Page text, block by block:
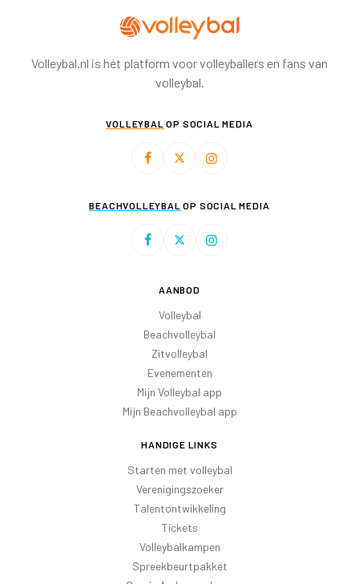
Volleybal.nl is hét platform voor volleyballers en fans van
volleybal.
VOLLEYBAL OP SOCIAL MEDIA
BEACHVOLLEYBAL OP SOCIAL MEDIA
AANBOD
Volleybal
Beachvolleybal
Zitvolleybal
Evenementen
Mijn Volleybal app
Mijn Beachvolleybal app
HANDIGE LINKS
Starten met volleybal
Verenigingszoeker
Talentontwikkeling
Tickets
Volleybalkampen
Spreekbeurtpakket